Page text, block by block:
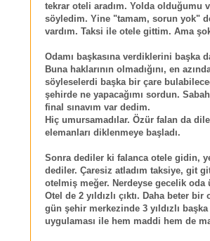
tekrar oteli aradım. Yolda olduğumu
söyledim. Yine "tamam, sorun yok"
vardım. Taksi ile otele gittim. Ama
Odamı başkasına verdiklerini başka
Buna haklarının olmadığını, en
söyleselerdi başka bir çare
şehirde ne yapacağımı sordun.
final sınavım var dedim.
Hiç umursamadılar. Özür falan da
elemanları diklenmeye başladı.
Sonra dediler ki falanca otele gidin,
dediler. Çaresiz atladım taksiye, git
otelmiş meğer. Nerdeyse gecelik oda
Otel de 2 yıldızlı çıktı. Daha beter
gün şehir merkezinde 3 yıldızlı
uygulaması ile hem maddi hem de